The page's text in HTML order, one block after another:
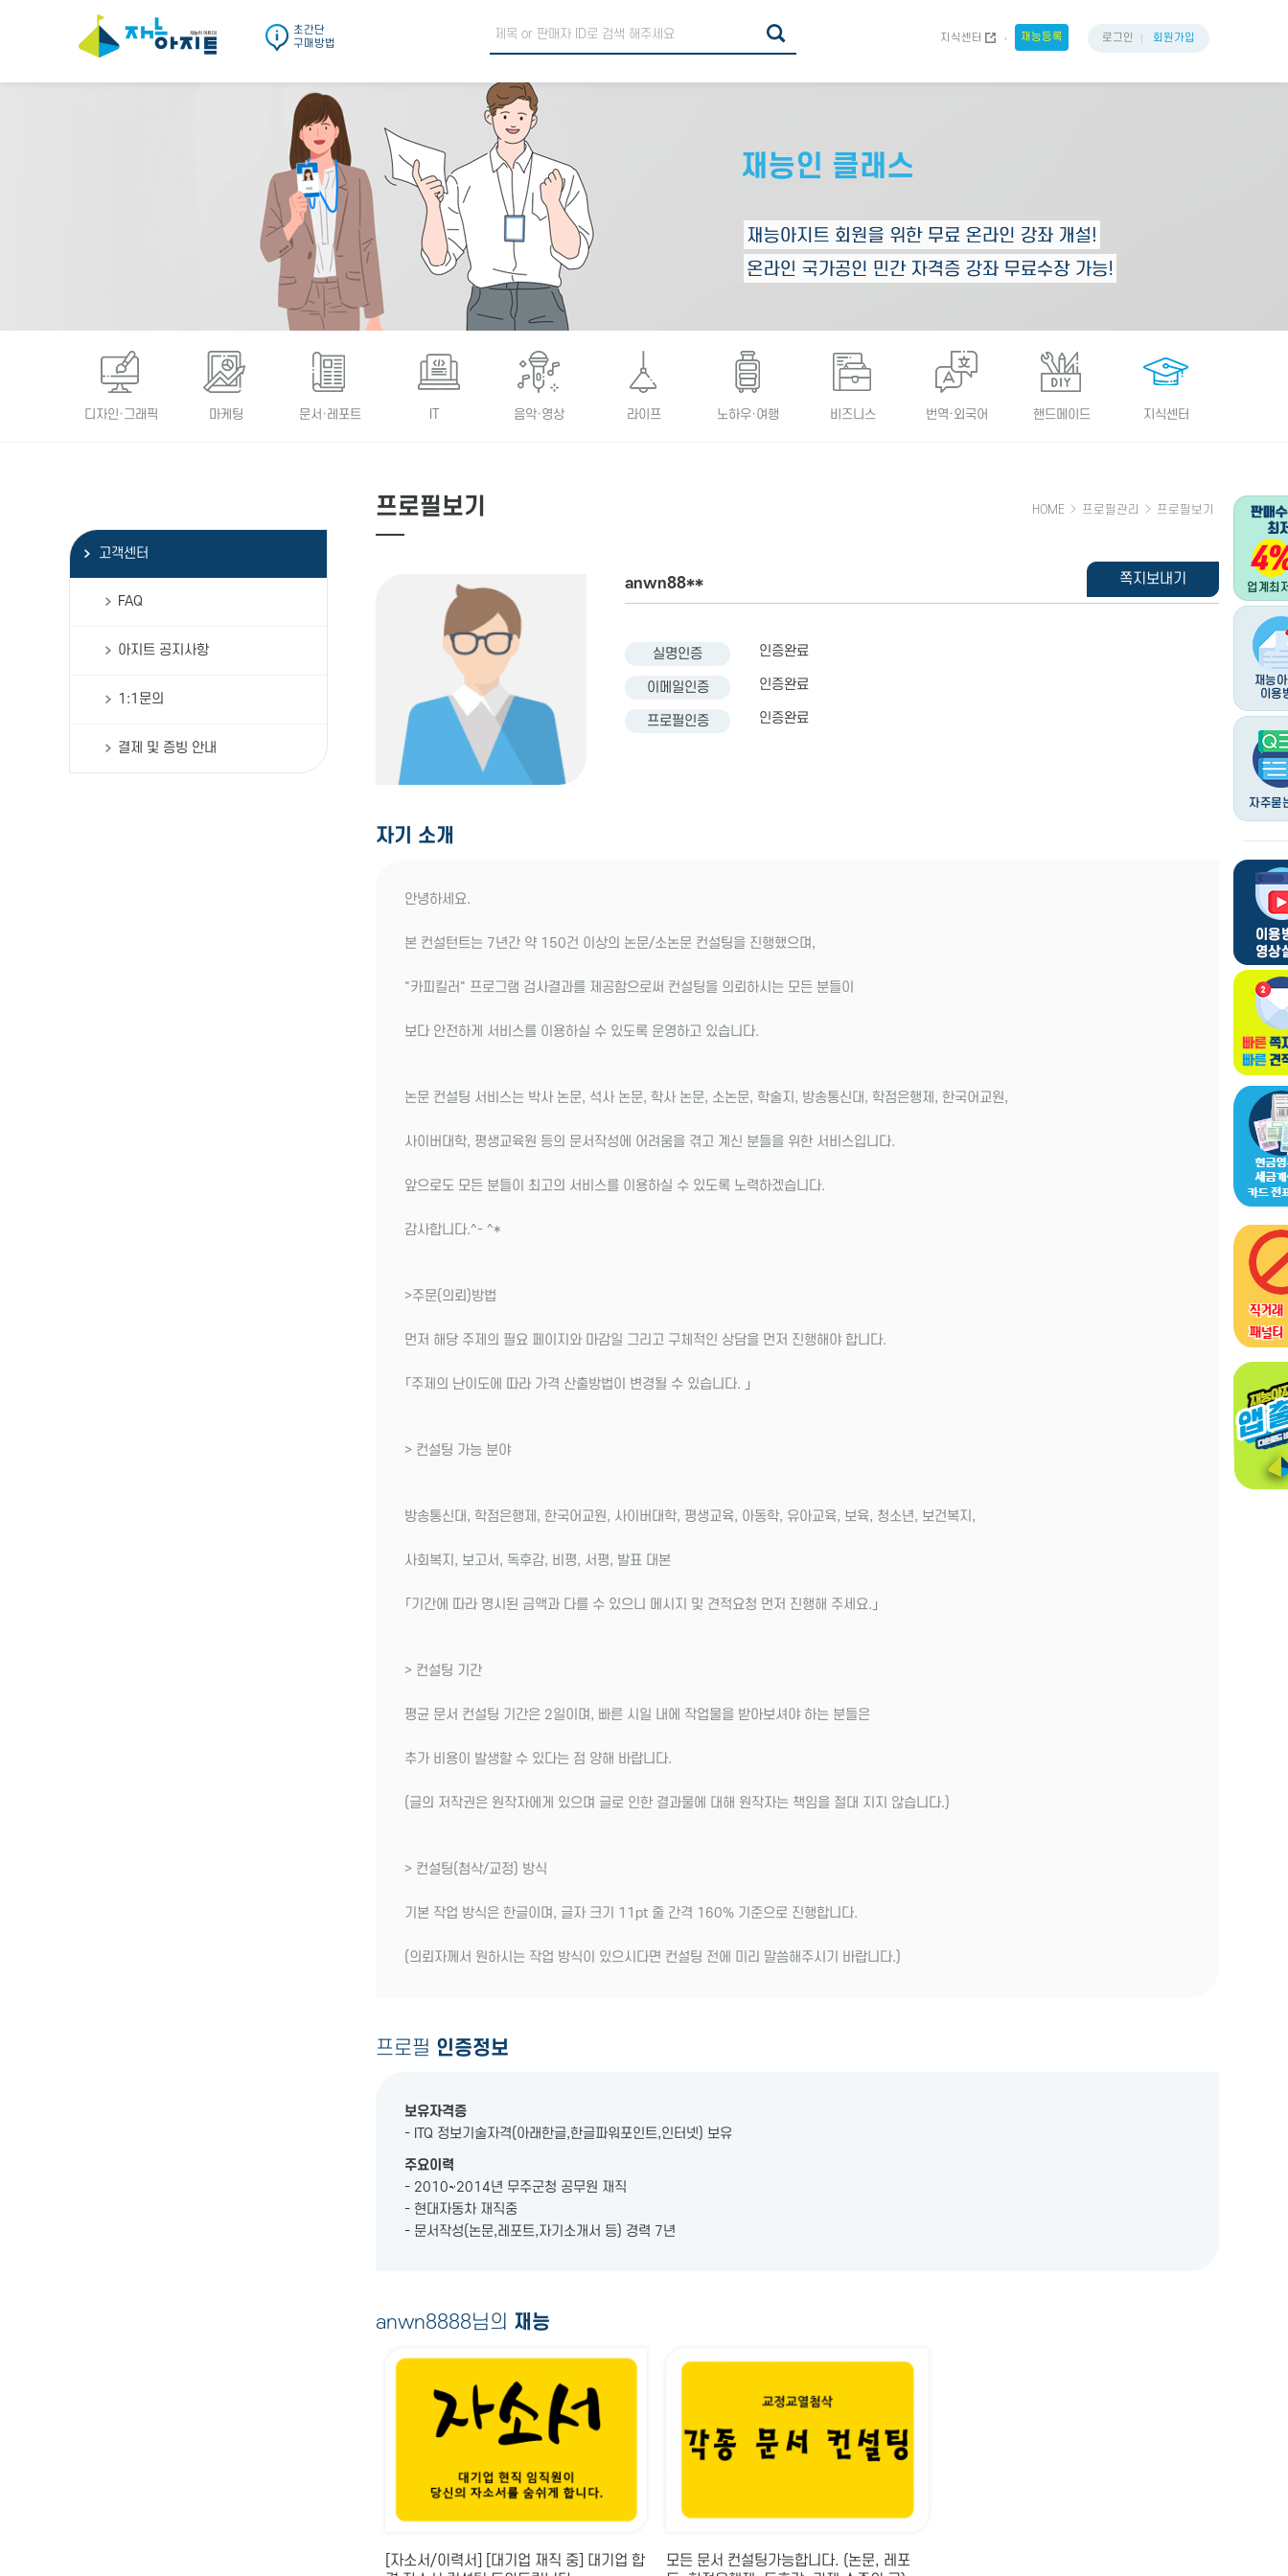
초간단
구매방법
지식센터 재능등록 로그인 회원가입
디자인·그래픽 마케팅 문서·레포트 음악·영상 라이프 노하우·여행 비즈니스 번역·외국어 핸드메이드 지식센터
고객센터
FAQ
아지트 공지사항
1:1문의
결제 및 증빙 안내
프로필보기 HOME 프로필관리 프로필보기
anwn88** 쪽지보내기
실명인증 인증완료
이메일인증 인증완료
프로필인증 인증완료
자기 소개
안녕하세요.
본 컨설턴트는 7년간 약 150건 이상의 논문/소논문 컨설팅을 진행했으며,
"카피킬러" 프로그램 검사결과를 제공함으로써 컨설팅을 의뢰하시는 모든 분들이
보다 안전하게 서비스를 이용하실 수 있도록 운영하고 있습니다.
논문 컨설팅 서비스는 박사 논문, 석사 논문, 학사 논문, 소논문, 학술지, 방송통신대, 학점은행제, 한국어교원,
사이버대학, 평생교육원 등의 문서작성에 어려움을 겪고 계신 분들을 위한 서비스입니다.
앞으로도 모든 분들이 최고의 서비스를 이용하실 수 있도록 노력하겠습니다.
감사합니다.^- ^*
>주문(의뢰)방법
먼저 해당 주제의 필요 페이지와 마감일 그리고 구체적인 상담을 먼저 진행해야 합니다.
「주제의 난이도에 따라 가격 산출방법이 변경될 수 있습니다. 」
> 컨설팅 가능 분야
방송통신대, 학점은행제, 한국어교원, 사이버대학, 평생교육, 아동학, 유아교육, 보육, 청소년, 보건복지,
사회복지, 보고서, 독후감, 비평, 서평, 발표 대본
「기간에 따라 명시된 금액과 다를 수 있으니 메시지 및 견적요청 먼저 진행해 주세요.」
> 컨설팅 기간
평균 문서 컨설팅 기간은 2일이며, 빠른 시일 내에 작업물을 받아보셔야 하는 분들은
추가 비용이 발생할 수 있다는 점 양해 바랍니다.
(글의 저작권은 원작자에게 있으며 글로 인한 결과물에 대해 원작자는 책임을 절대 지지 않습니다.)
> 컨설팅(첨삭/교정) 방식
기본 작업 방식은 한글이며, 글자 크기 11pt 줄 간격 160% 기준으로 진행합니다.
(의뢰자께서 원하시는 작업 방식이 있으시다면 컨설팅 전에 미리 말씀해주시기 바랍니다.)
프로필 인증정보
보유자격증
- ITQ 정보기술자격(아래한글,한글파워포인트,인터넷) 보유
주요이력
- 2010~2014년 무주군청 공무원 재직
- 현대자동차 재직중
- 문서작성(논문,레포트,자기소개서 등) 경력 7년
anwn8888님의 재능
[자소서/이력서] [대기업 재직 중] 대기업 합
모든 문서 컨설팅가능합니다. (논문, 레포